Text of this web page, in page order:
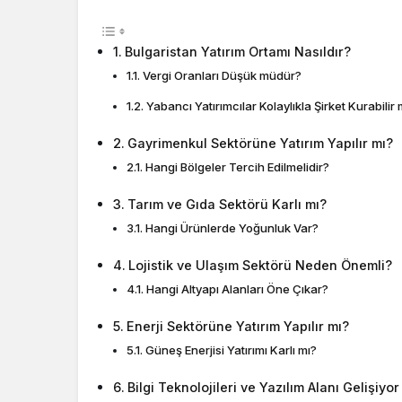
Bulgaristan Yatırım Ortamı Nasıldır?
Vergi Oranları Düşük müdür?
Yabancı Yatırımcılar Kolaylıkla Şirket Kurabilir
Gayrimenkul Sektörüne Yatırım Yapılır mı?
Hangi Bölgeler Tercih Edilmelidir?
Tarım ve Gıda Sektörü Karlı mı?
Hangi Ürünlerde Yoğunluk Var?
Lojistik ve Ulaşım Sektörü Neden Önemli?
Hangi Altyapı Alanları Öne Çıkar?
Enerji Sektörüne Yatırım Yapılır mı?
Güneş Enerjisi Yatırımı Karlı mı?
Bilgi Teknolojileri ve Yazılım Alanı Gelişiyor